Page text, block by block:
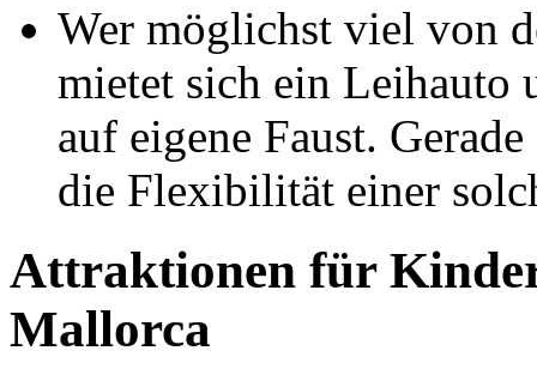
Wer möglichst viel von
mietet sich ein Leihauto
auf eigene Faust.
die Flexibilität einer
Attraktionen für
Mallorca